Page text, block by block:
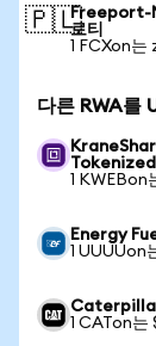
🇵🇱Freeport-
로티
1 FCXon는
다른 RWA를
1 KWEBon
Energy
1 UUUUon
1 CATon는